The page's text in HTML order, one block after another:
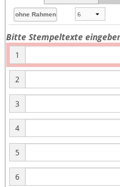
Bitte Stempeltexte
1
2
3
4
5
6